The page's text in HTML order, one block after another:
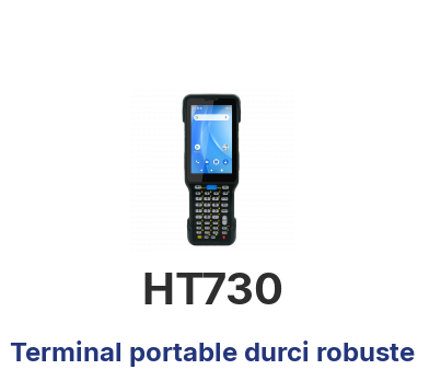
HT730
Terminal portable durci robuste